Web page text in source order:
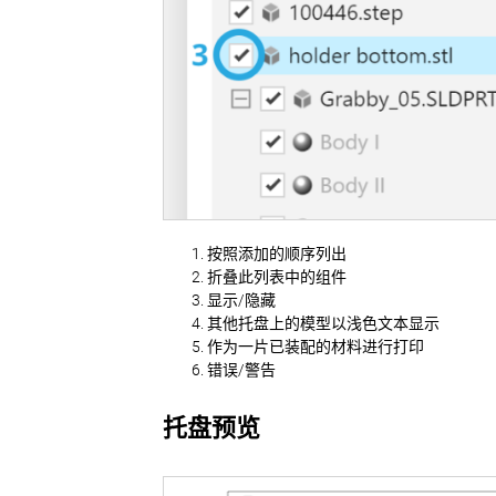
按照添加的顺序列出
折叠此列表中的组件
显示/隐藏
其他托盘上的模型以浅色文本显示
作为一片已装配的材料进行打印
错误/警告
托盘预览